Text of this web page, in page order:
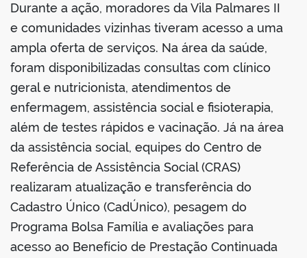
Durante a ação, moradores da Vila Palmares II
e comunidades vizinhas tiveram acesso a uma
ampla oferta de serviços. Na área da saúde,
foram disponibilizadas consultas com clínico
geral e nutricionista, atendimentos de
enfermagem, assistência social e fisioterapia,
além de testes rápidos e vacinação. Já na área
da assistência social, equipes do Centro de
Referência de Assistência Social (CRAS)
realizaram atualização e transferência do
Cadastro Único (CadÚnico), pesagem do
Programa Bolsa Família e avaliações para
acesso ao Benefício de Prestação Continuada